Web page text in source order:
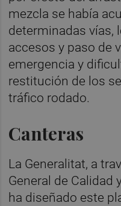
mezcla se había
determinadas vías,
accesos y paso de
emergencia y
restitución de los
tráfico rodado.
Canteras
La Generalitat, a
General de Calidad
ha diseñado este